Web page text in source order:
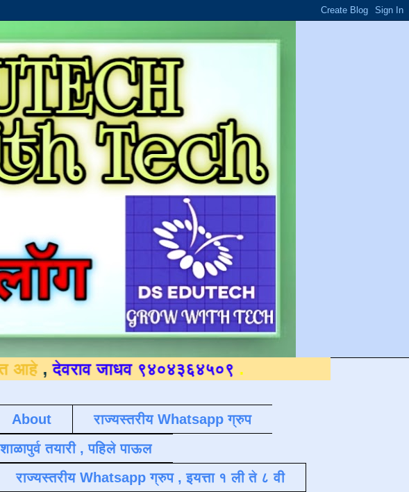
जाधव ९४०४३६४५०९ .
About
राज्यस्तरीय Whatsapp ग्रुप
शाळापुर्व तयारी , पहिले पाऊल
राज्यस्तरीय Whatsapp ग्रुप , इयत्ता १ ली ते ८ वी